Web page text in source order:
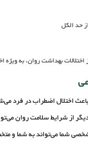
حد الکل
اختلالات بهداشت روان، به
اختلال اضطراب در فرد
از شرایط سلامت روان
شما می‌تواند به شما و